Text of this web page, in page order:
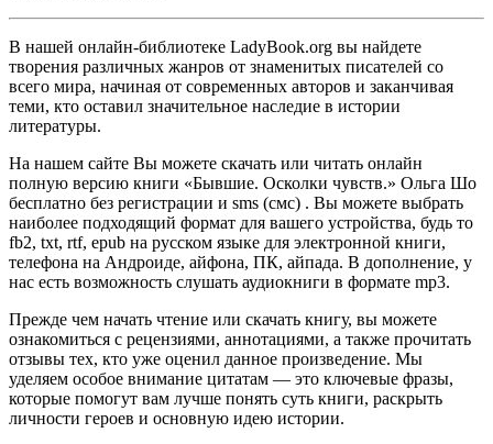
В нашей онлайн-библиотеке LadyBook.org вы найдете
творения различных жанров от знаменитых писателей со
всего мира, начиная от современных авторов и заканчивая
теми, кто оставил значительное наследие в истории
литературы.
На нашем сайте Вы можете скачать или читать онлайн
полную версию книги «Бывшие. Осколки чувств.» Ольга Шо
бесплатно без регистрации и sms (смс) . Вы можете выбрать
наиболее подходящий формат для вашего устройства, будь то
fb2, txt, rtf, epub на русском языке для электронной книги,
телефона на Андроиде, айфона, ПК, айпада. В дополнение, у
нас есть возможность слушать аудиокниги в формате mp3.
Прежде чем начать чтение или скачать книгу, вы можете
ознакомиться с рецензиями, аннотациями, а также прочитать
отзывы тех, кто уже оценил данное произведение. Мы
уделяем особое внимание цитатам — это ключевые фразы,
которые помогут вам лучше понять суть книги, раскрыть
личности героев и основную идею истории.